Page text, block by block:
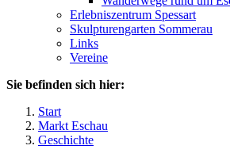
Erlebniszentrum Spessart
Skulpturengarten Sommerau
Links
Vereine
Sie befinden sich hier:
Start
Markt Eschau
Geschichte